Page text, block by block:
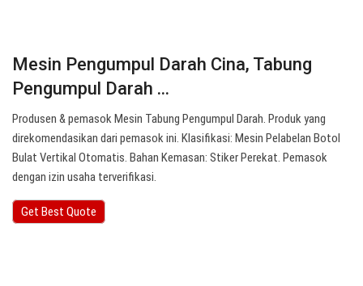
Mesin Pengumpul Darah Cina, Tabung
Pengumpul Darah ...
Produsen & pemasok Mesin Tabung Pengumpul Darah. Produk yang
direkomendasikan dari pemasok ini. Klasifikasi: Mesin Pelabelan Botol
Bulat Vertikal Otomatis. Bahan Kemasan: Stiker Perekat. Pemasok
dengan izin usaha terverifikasi.
Get Best Quote